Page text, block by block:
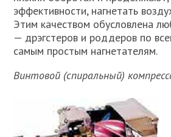
эффективности, нагнетать
Этим качеством обусловлена
— дрэгстеров и роддеров по
самым простым нагнетателям.
Винтовой (спиральный)